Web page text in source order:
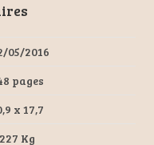
05/2016
pages
x 17,7
Kg